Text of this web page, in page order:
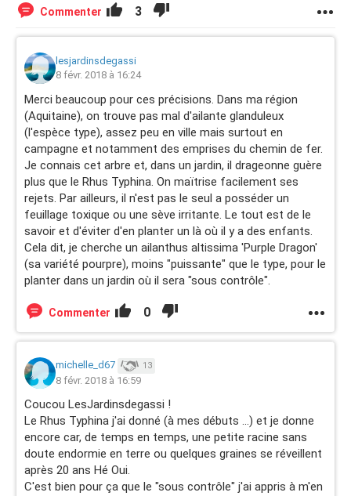
Commenter 3
lesjardinsdegassi
8 févr. 2018 à 16:24
Merci beaucoup pour ces précisions. Dans ma région
(Aquitaine), on trouve pas mal d'ailante glanduleux
(l'espèce type), assez peu en ville mais surtout en
campagne et notamment des emprises du chemin de fer.
Je connais cet arbre et, dans un jardin, il drageonne guère
plus que le Rhus Typhina. On maïtrise facilement ses
rejets. Par ailleurs, il n'est pas le seul a posséder un
feuillage toxique ou une sève irritante. Le tout est de le
savoir et d'éviter d'en planter un là où il y a des enfants.
Cela dit, je cherche un ailanthus altissima 'Purple Dragon'
(sa variété pourpre), moins "puissante" que le type, pour le
planter dans un jardin où il sera "sous contrôle".
Commenter 0
michelle_d67 13
8 févr. 2018 à 16:59
Coucou LesJardinsdegassi !
Le Rhus Typhina j'ai donné (à mes débuts ...) et je donne
encore car, de temps en temps, une petite racine sans
doute endormie en terre ou quelques graines se réveillent
après 20 ans Hé Oui.
C'est bien pour ça que le "sous contrôle" j'ai appris à m'en